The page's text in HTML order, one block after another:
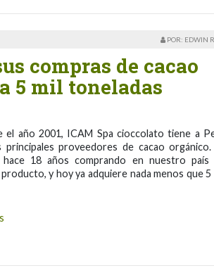
POR: EDWIN
compras de cacao
5 mil toneladas
el año 2001, ICAM Spa cioccolato tiene a
proveedores de cacao orgánico.
hace 18 años comprando en nuestro país
y hoy ya adquiere nada menos que 5